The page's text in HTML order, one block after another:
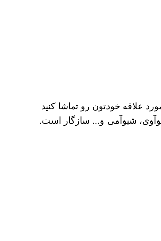
علاقه خودتون رو تماشا کنید
شیوآمی و… سازگار است.